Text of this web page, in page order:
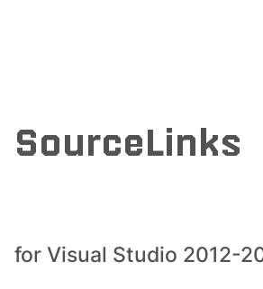
SourceLinks
for Visual Studio 2012-